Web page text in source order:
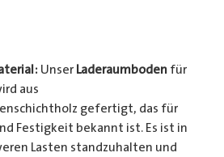
Unser Laderaumbodenfür
aus
gefertigt, das für
Festigkeit bekannt ist. Es ist in
Lasten standzuhalten und